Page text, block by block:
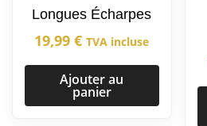
Longues Écharpes
19,99€ TVA incluse
Ajouter au
panier